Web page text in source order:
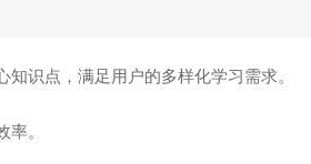
识点，满足用户的多样化学习需求。
。